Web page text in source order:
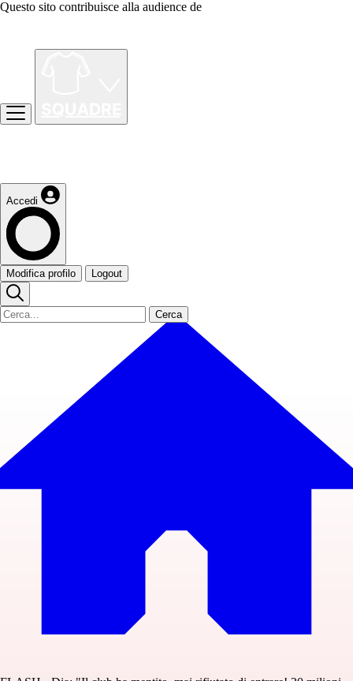
Questo sito contribuisce alla audience de
Accedi
Modifica profilo Logout
Cerca